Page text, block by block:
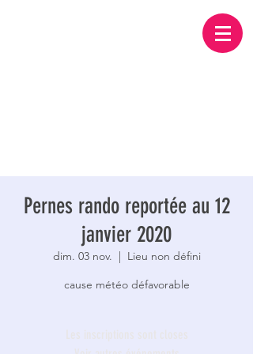
Pernes rando reportée au 12
janvier 2020
dim. 03 nov.
  |
Lieu non défini
cause météo défavorable